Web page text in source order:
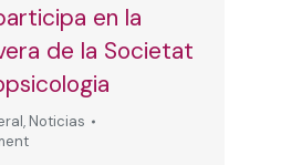
en la
de la Societat
, Noticias